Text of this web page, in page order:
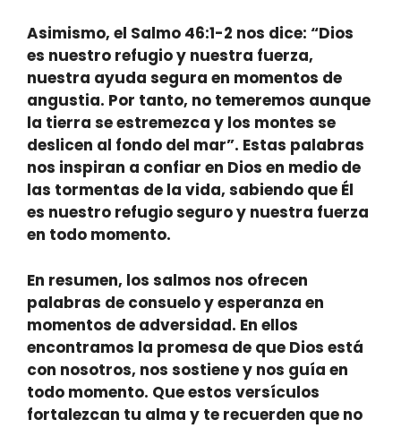
Asimismo, el Salmo 46:1-2 nos dice: “Dios
es nuestro refugio y nuestra fuerza,
nuestra ayuda segura en momentos de
angustia. Por tanto, no temeremos aunque
la tierra se estremezca y los montes se
deslicen al fondo del mar”. Estas palabras
nos inspiran a confiar en Dios en medio de
las tormentas de la vida, sabiendo que Él
es nuestro refugio seguro y nuestra fuerza
en todo momento.
En resumen, los salmos nos ofrecen
palabras de consuelo y esperanza en
momentos de adversidad. En ellos
encontramos la promesa de que Dios está
con nosotros, nos sostiene y nos guía en
todo momento. Que estos versículos
fortalezcan tu alma y te recuerden que no